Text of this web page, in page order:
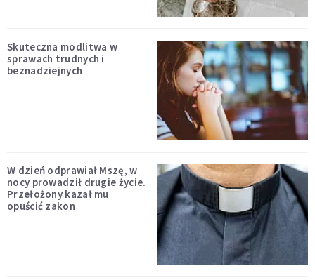
Skuteczna modlitwa w
sprawach trudnych i
beznadziejnych
W dzień odprawiał Mszę, w
nocy prowadził drugie życie.
Przełożony kazał mu
opuścić zakon